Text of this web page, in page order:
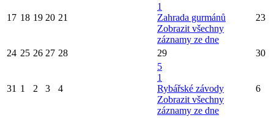
17 18 19 20 21
1
Zahrada gurmánů
Zobrazit všechny
záznamy ze dne
23
24 25 26 27 28 29 30
31 1 2 3 4
5
1
Rybářské závody
Zobrazit všechny
záznamy ze dne
6